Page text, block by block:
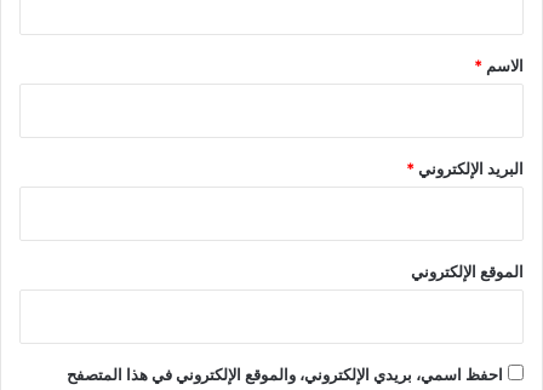
*
الاسم *
البريد الإلكتروني*
الموقع الإلكتروني
احفظ اسمي، بريدي الإلكتروني، والموقع الإلكتروني في هذا المتصفح